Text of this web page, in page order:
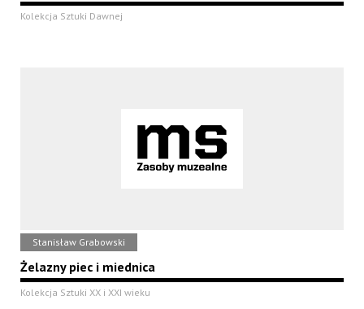
Kolekcja Sztuki Dawnej
Stanisław Grabowski
Żelazny piec i miednica
Kolekcja Sztuki XX i XXI wieku